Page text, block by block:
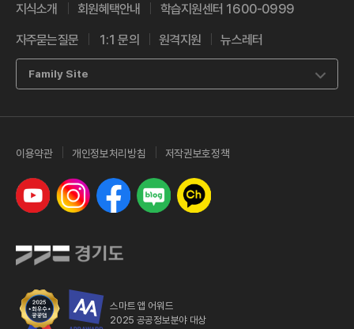
지식소개 회원혜택안내 학습지원센터 1600-0999
자주묻는질문 1:1 문의 원격지원 뉴스레터
Family Site
이용약관 개인정보처리방침 저작권보호정책
유튜브 인스타그램 페이스북 네이버 블로그카카오톡 채널
스마트 앱 어워드
2025 공공정보분야 대상